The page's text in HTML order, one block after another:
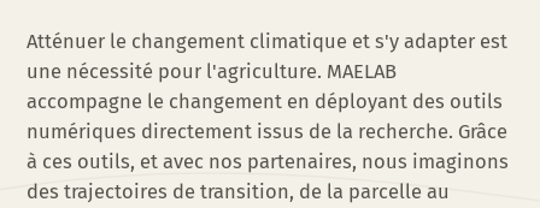
Atténuer le changement climatique et s'y adapter est
une nécessité pour l'agriculture. MAELAB
accompagne le changement en déployant des outils
numériques directement issus de la recherche. Grâce
à ces outils, et avec nos partenaires, nous imaginons
des trajectoires de transition, de la parcelle au